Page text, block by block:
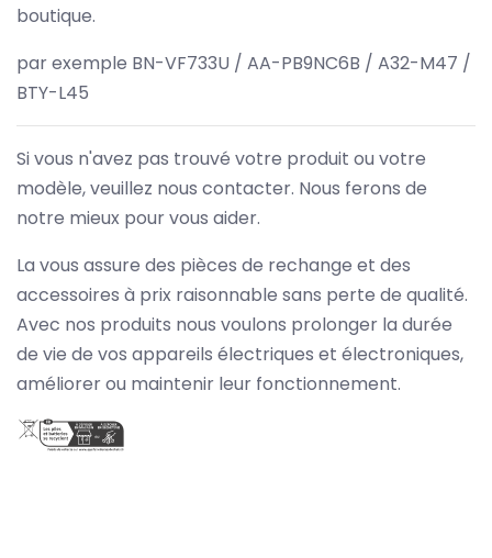
boutique.
par exemple BN-VF733U / AA-PB9NC6B / A32-M47 /
BTY-L45
Si vous n'avez pas trouvé votre produit ou votre
modèle, veuillez nous contacter. Nous ferons de
notre mieux pour vous aider.
La vous assure des pièces de rechange et des
accessoires à prix raisonnable sans perte de qualité.
Avec nos produits nous voulons prolonger la durée
de vie de vos appareils électriques et électroniques,
améliorer ou maintenir leur fonctionnement.